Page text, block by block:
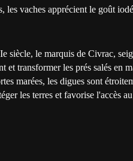
les vaches apprécient le goût
siècle, le marquis de Civrac,
et transformer les prés salés en
marées, les digues sont
les terres et favorise l'accès